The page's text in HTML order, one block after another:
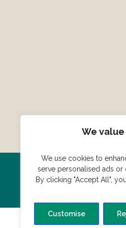
We
We use cookies to
serve personalised ads or
By clicking "Accept All",
Customise
Har du en